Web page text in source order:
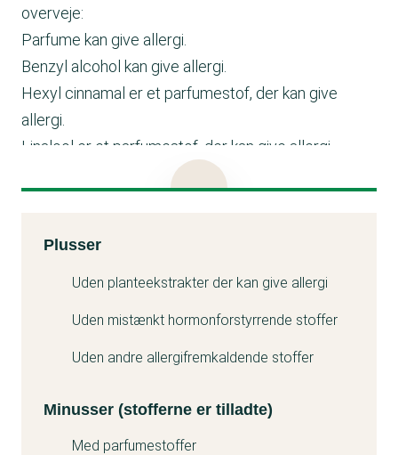
overveje:
Parfume kan give allergi.
Benzyl alcohol kan give allergi.
Hexyl cinnamal er et parfumestof, der kan give
allergi.
Linalool er et parfumestof, der kan give allergi.
Limonene er et parfumestof, der kan give allergi. Det
Coumarin er et parfumestof, der kan give allergi.
Kemitest
Plusser
Uden planteekstrakter der kan give allergi
Uden mistænkt hormonforstyrrende stoffer
Uden andre allergifremkaldende stoffer
Minusser (stofferne er tilladte)
Med parfumestoffer